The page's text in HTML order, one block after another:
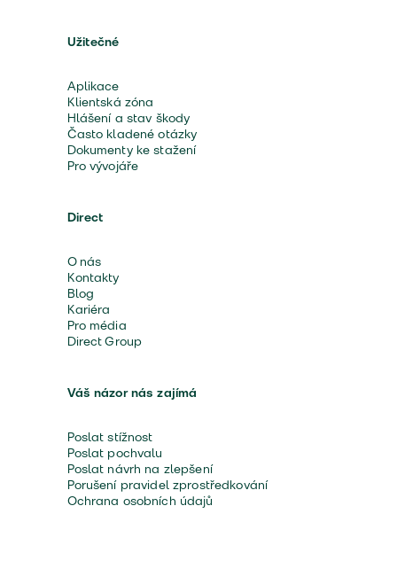
Užitečné
Aplikace
Klientská zóna
Hlášení a stav škody
Často kladené otázky
Dokumenty ke stažení
Pro vývojáře
Direct
O nás
Kontakty
Blog
Kariéra
Pro média
Direct Group
Váš názor nás zajímá
Poslat stížnost
Poslat pochvalu
Poslat návrh na zlepšení
Porušení pravidel zprostředkování
Ochrana osobních údajů